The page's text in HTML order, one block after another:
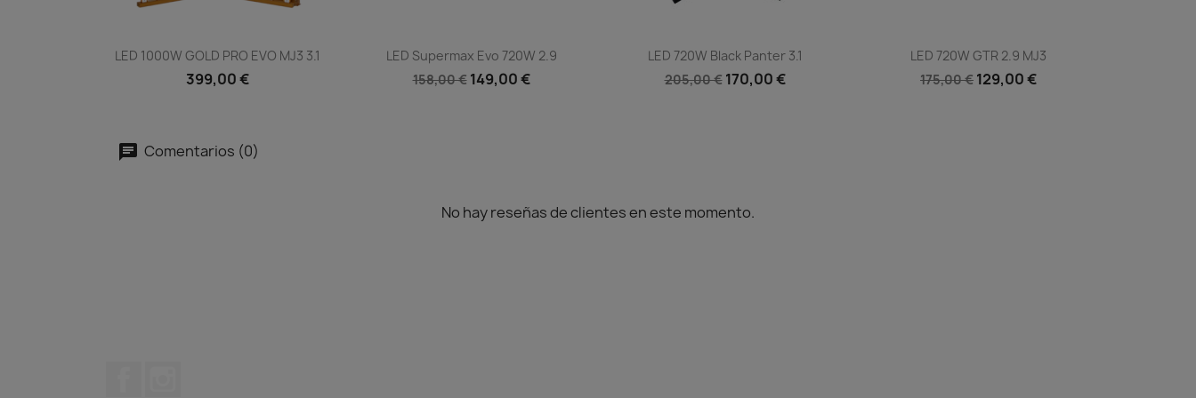
Vista rápida
LED 1000W GOLD PRO EVO MJ3 3.1
399,00 €
Vista rápida
LED Supermax Evo 720W 2.9
158,00 € 149,00 €
Vista rápida
LED 720W Black Panter 3.1
205,00 € 170,00 €
Vista rápida
LED 720W GTR 2.9 MJ3
175,00 € 129,00 €
Comentarios (0)
No hay reseñas de clientes en este momento.